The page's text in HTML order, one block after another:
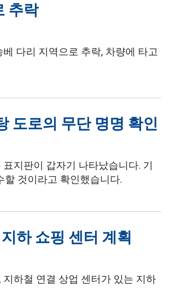
추락
다리 지역으로 추락, 차량에 타고
도로의 무단 명명 확인
지판이 갑자기 나타났습니다. 기
것이라고 확인했습니다.
하 쇼핑 센터 계획
하철 연결 상업 센터가 있는 지하